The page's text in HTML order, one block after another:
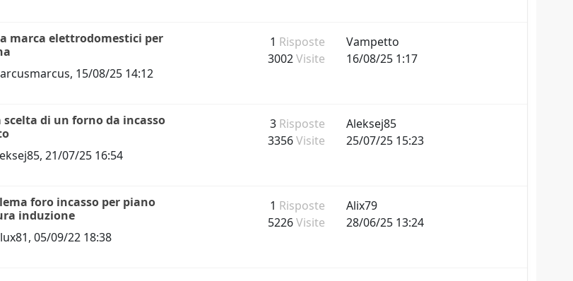
marca elettrodomestici per
, 15/08/25 14:12
1 Risposte
3002Visite
Vampetto
16/08/25 1:17
scelta di un forno da incasso
,21/07/25 16:54
3 Risposte
3356Visite
Aleksej85
25/07/25 15:23
foro incasso per piano
induzione
,05/09/22 18:38
1 Risposte
5226Visite
Alix79
28/06/25 13:24